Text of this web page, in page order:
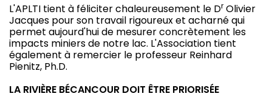
L'APLTI tient à féliciter chaleureusement le Dr Olivier
Jacques pour son travail rigoureux et acharné qui
permet aujourd'hui de mesurer concrètement les
impacts miniers de notre lac. L'Association tient
également à remercier le professeur Reinhard
Pienitz, Ph.D.
LA RIVIÈRE BÉCANCOUR DOIT ÊTRE PRIORISÉE